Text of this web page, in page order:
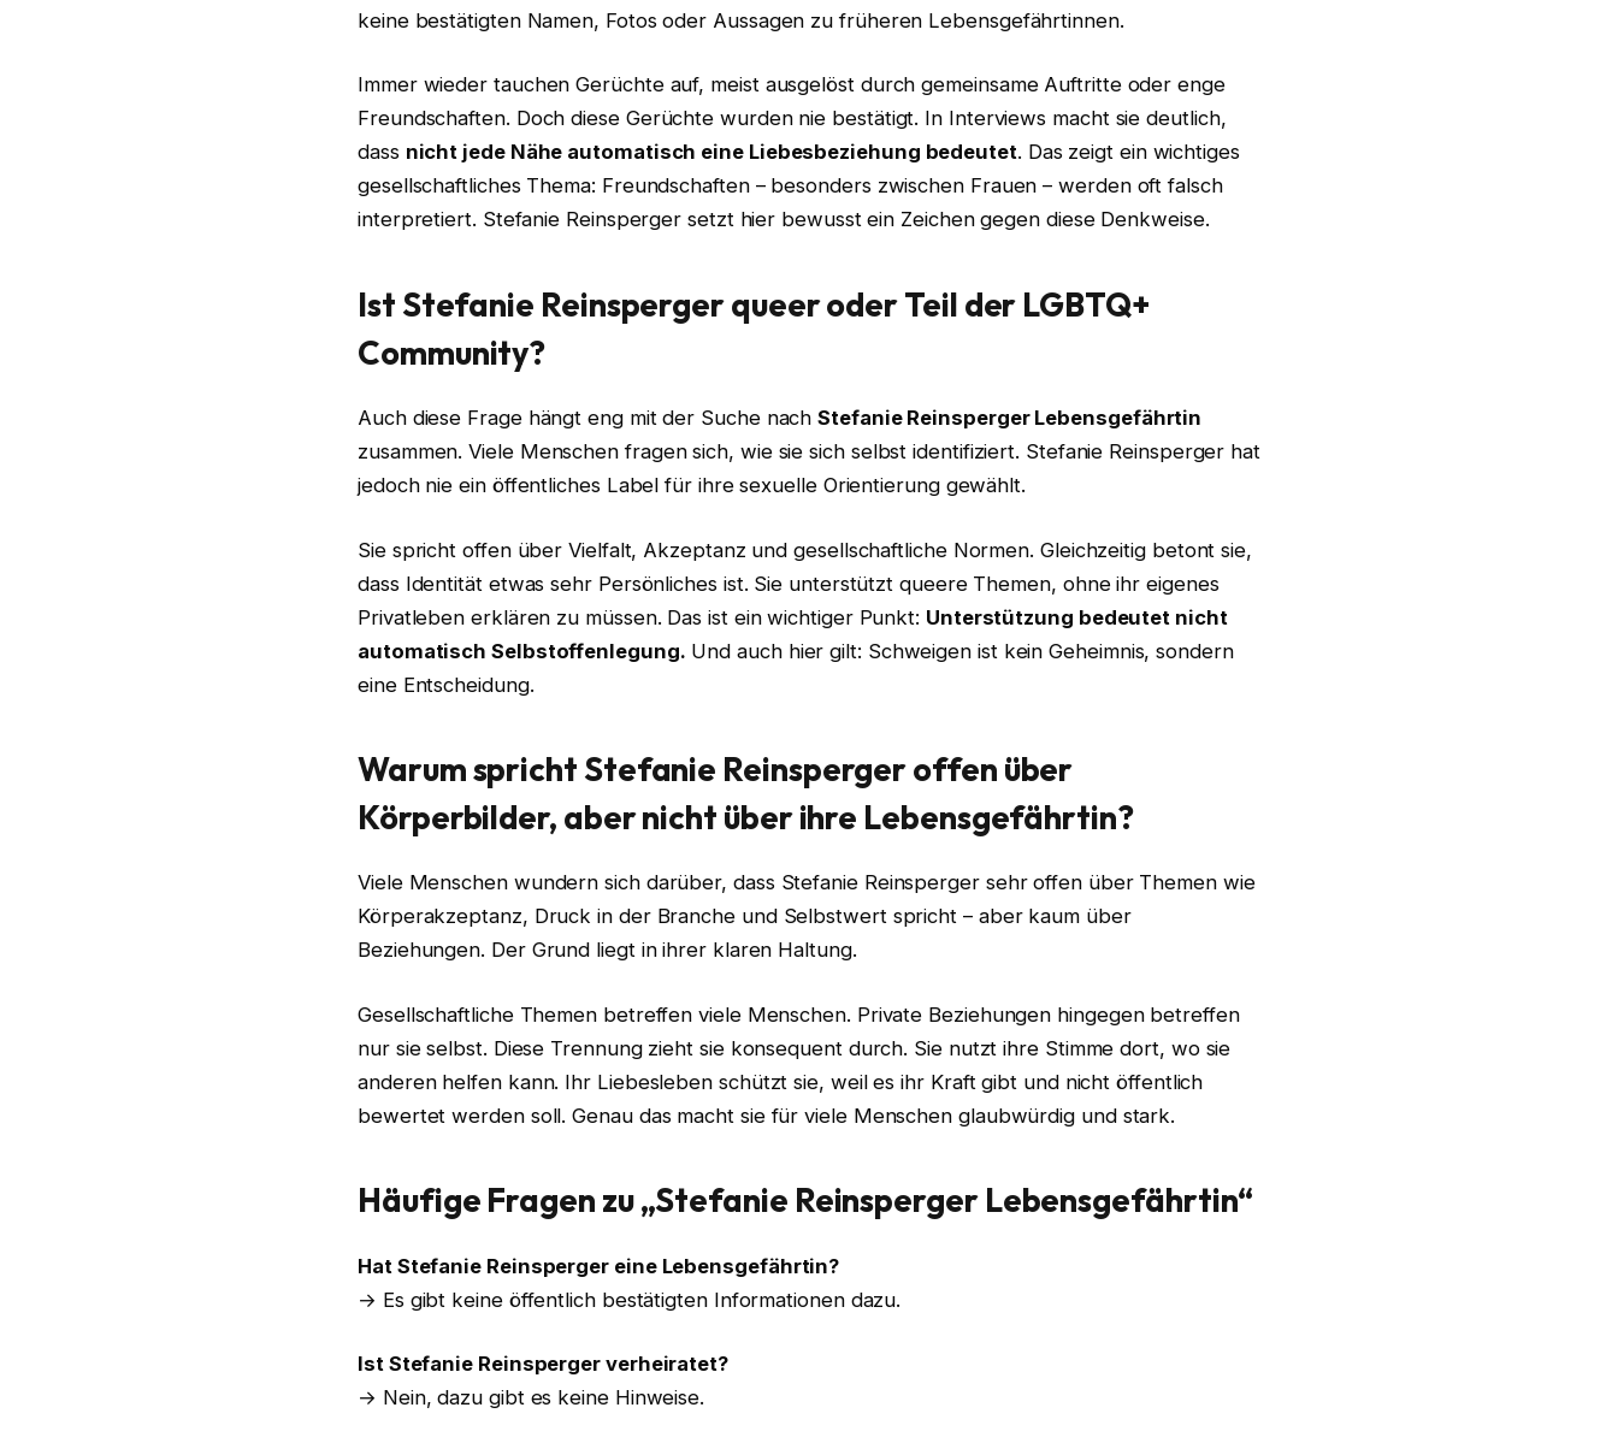
keine bestätigten Namen, Fotos oder Aussagen zu früheren Lebensgefährtinnen.
Immer wieder tauchen Gerüchte auf, meist ausgelöst durch gemeinsame Auftritte oder enge
Freundschaften. Doch diese Gerüchte wurden nie bestätigt. In Interviews macht sie deutlich,
dass nicht jede Nähe automatisch eine Liebesbeziehung bedeutet. Das zeigt ein wichtiges
gesellschaftliches Thema: Freundschaften – besonders zwischen Frauen – werden oft falsch
interpretiert. Stefanie Reinsperger setzt hier bewusst ein Zeichen gegen diese Denkweise.
Ist Stefanie Reinsperger queer oder Teil der LGBTQ+
Community?
Auch diese Frage hängt eng mit der Suche nachStefanie Reinsperger Lebensgefährtin
zusammen. Viele Menschen fragen sich, wie sie sich selbst identifiziert. Stefanie Reinsperger hat
jedoch nie ein öffentliches Label für ihre sexuelle Orientierung gewählt.
Sie spricht offen über Vielfalt, Akzeptanz und gesellschaftliche Normen. Gleichzeitig betont sie,
dass Identität etwas sehr Persönliches ist. Sie unterstützt queere Themen, ohne ihr eigenes
Privatleben erklären zu müssen. Das ist ein wichtiger Punkt: Unterstützung bedeutet nicht
automatisch Selbstoffenlegung. Und auch hier gilt: Schweigen ist kein Geheimnis, sondern
eine Entscheidung.
Warum spricht Stefanie Reinsperger offen über
Körperbilder, aber nicht über ihre Lebensgefährtin?
Viele Menschen wundern sich darüber, dass Stefanie Reinsperger sehr offen über Themen wie
Körperakzeptanz, Druck in der Branche und Selbstwert spricht – aber kaum über
Beziehungen. Der Grund liegt in ihrer klaren Haltung.
Gesellschaftliche Themen betreffen viele Menschen. Private Beziehungen hingegen betreffen
nur sie selbst. Diese Trennung zieht sie konsequent durch. Sie nutzt ihre Stimme dort, wo sie
anderen helfen kann. Ihr Liebesleben schützt sie, weil es ihr Kraft gibt und nicht öffentlich
bewertet werden soll. Genau das macht sie für viele Menschen glaubwürdig und stark.
Häufige Fragen zu „Stefanie Reinsperger Lebensgefährtin“
Hat Stefanie Reinsperger eine Lebensgefährtin?
→ Es gibt keine öffentlich bestätigten Informationen dazu.
Ist Stefanie Reinsperger verheiratet?
→ Nein, dazu gibt es keine Hinweise.